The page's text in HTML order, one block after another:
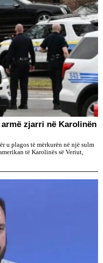
zjarri në Karolinën
u plagos të mërkurën në një sulm
të Karolinës së Veriut,